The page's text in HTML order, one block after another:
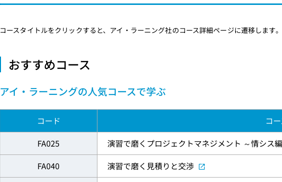
コースタイトルをクリックすると、アイ・ラーニング社のコース詳細ページに遷移します。
おすすめコース
アイ・ラーニングの人気コースで学ぶ
コード
コ
FA025
演習で磨くプロジェクトマネジメント ～情シス
FA040
演習で磨く見積りと交渉